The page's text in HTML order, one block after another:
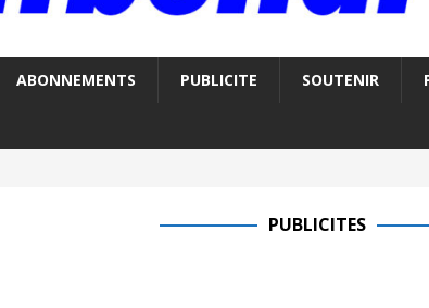
ABONNEMENTS PUBLICITE SOUTENIR
PUBLICITES